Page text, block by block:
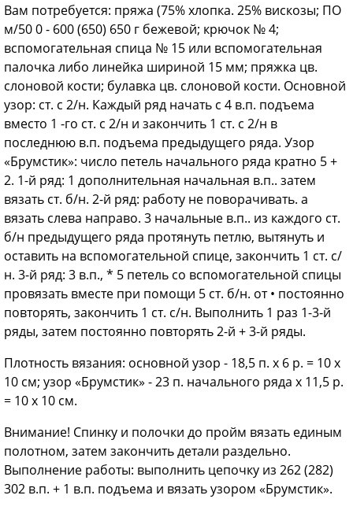
Вам потребуется: пряжа (75% хлопка. 25% вискозы; ПО
м/50 0 - 600 (650) 650 г бежевой; крючок № 4;
вспомогательная спица № 15 или вспомогательная
палочка либо линейка шириной 15 мм; пряжка цв.
слоновой кости; булавка цв. слоновой кости. Основной
узор: ст. с 2/н. Каждый ряд начать с 4 в.п. подъема
вместо 1 -го ст. с 2/н и закончить 1 ст. с 2/н в
последнюю в.п. подъема предыдущего ряда. Узор
«Брумстик»: число петель начального ряда кратно 5 +
2. 1-й ряд: 1 дополнительная начальная в.п.. затем
вязать ст. б/н. 2-й ряд: работу не поворачивать. а
вязать слева направо. 3 начальные в.п.. из каждого ст.
б/н предыдущего ряда протянуть петлю, вытянуть и
оставить на вспомогательной спице, закончить 1 ст. с/
н. 3-й ряд: 3 в.п., * 5 петель со вспомогательной спицы
провязать вместе при помощи 5 ст. б/н. от • постоянно
повторять, закончить 1 ст. с/н. Выполнить 1 раз 1-3-й
ряды, затем постоянно повторять 2-й + 3-й ряды.
Плотность вязания: основной узор - 18,5 п. х 6 р. = 10 х
10 см; узор «Брумстик» - 23 п. начального ряда х 11,5 р.
= 10 х 10 см.
Внимание! Спинку и полочки до пройм вязать единым
полотном, затем закончить детали раздельно.
Выполнение работы: выполнить цепочку из 262 (282)
302 в.п. + 1 в.п. подъема и вязать узором «Брумстик».